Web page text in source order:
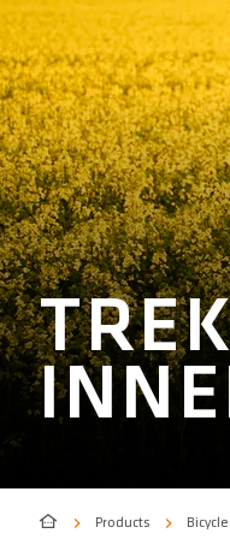
Products